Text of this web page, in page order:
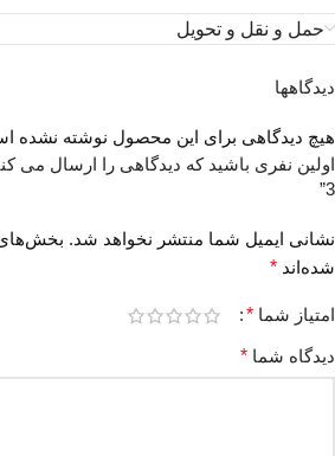
حمل و نقل و تحویل
دیدگاهها
هیچ دیدگاهی برای این محصول نوشته نشده
اولین نفری باشید که دیدگاهی را ارسال می
3”
نشانی ایمیل شما منتشر نخواهد شد. بخش‌های
شده‌اند *
امتیاز شما *
دیدگاه شما *